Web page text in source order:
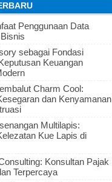
Penggunaan Data
sebagai Fondasi
Keuangan
Charm Cool:
dan Kenyamanan
Multilapis:
Kue Lapis di
Konsultan Pajak
Terpercaya